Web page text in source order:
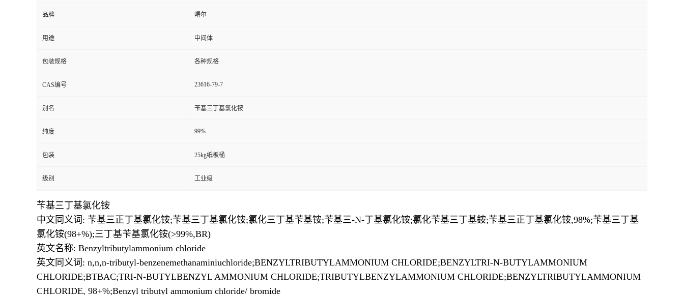
品牌 曙尔
用途 中间体
包装规格 各种规格
CAS编号 23616-79-7
别名 苄基三丁基氯化铵
纯度 99%
包装 25kg纸板桶
级别 工业级
苄基三丁基氯化铵
中文同义词: 苄基三正丁基氯化铵;苄基三丁基氯化铵;氯化三丁基苄基铵;苄基三-N-丁基氯化铵;氯化苄基三丁基銨;苄基三正丁基氯化铵,98%;苄基三丁基
氯化铵(98+%);三丁基苄基氯化铵(>99%,BR)
英文名称: Benzyltributylammonium chloride
英文同义词: n,n,n-tributyl-benzenemethanaminiuchloride;BENZYLTRIBUTYLAMMONIUM CHLORIDE;BENZYLTRI-N-BUTYLAMMONIUM
CHLORIDE;BTBAC;TRI-N-BUTYLBENZYL AMMONIUM CHLORIDE;TRIBUTYLBENZYLAMMONIUM CHLORIDE;BENZYLTRIBUTYLAMMONIUM
CHLORIDE, 98+%;Benzyl tributyl ammonium chloride/ bromide